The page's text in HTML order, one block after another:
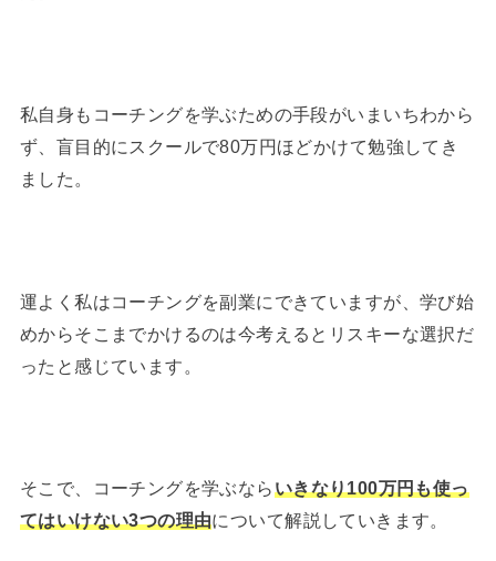
私自身もコーチングを学ぶための手段がいまいちわから
ず、盲目的にスクールで80万円ほどかけて勉強してき
ました。
運よく私はコーチングを副業にできていますが、学び始
めからそこまでかけるのは今考えるとリスキーな選択だ
ったと感じています。
そこで、コーチングを学ぶならいきなり100万円も使っ
てはいけない3つの理由について解説していきます。